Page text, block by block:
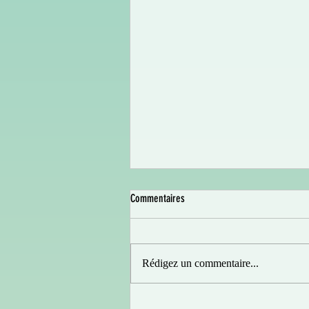
Commentaires
Rédigez un commentaire...